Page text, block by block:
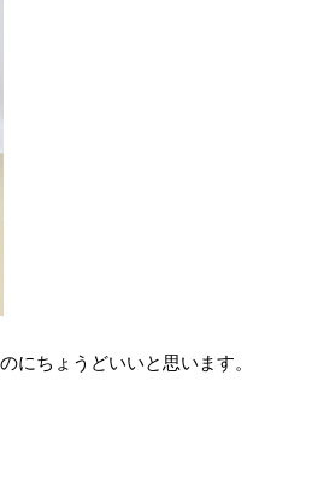
にちょうどいいと思います。